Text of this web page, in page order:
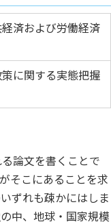
済および労働経済
に関する実態把握
論文を書くことで
そこにあることを求
ずれも疎かにはしま
中、地球・国家規模